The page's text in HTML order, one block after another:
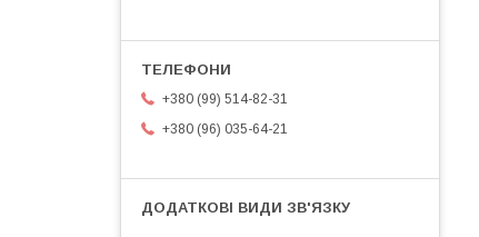
+380 (99) 514-82-31
+380 (96) 035-64-21